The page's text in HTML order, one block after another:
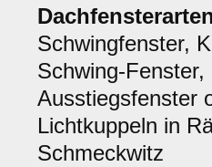
Schwingfenster,
Schwing-Fenster,
Ausstiegsfenster
Lichtkuppeln in
Schmeckwitz